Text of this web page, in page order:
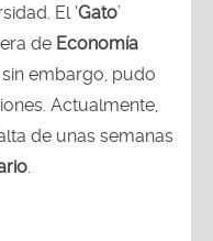
El ‘Gato’
de Economía
embargo, pudo
Actualmente,
de unas semanas